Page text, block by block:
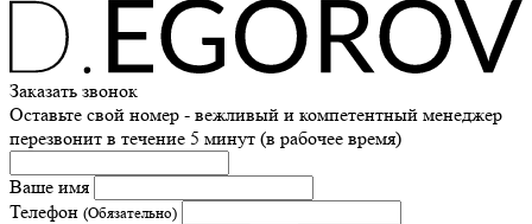
Заказать звонок
Оставьте свой номер - вежливый и компетентный менеджер
перезвонит в течение 5 минут (в рабочее время)
Ваше имя
Телефон (Обязательно)